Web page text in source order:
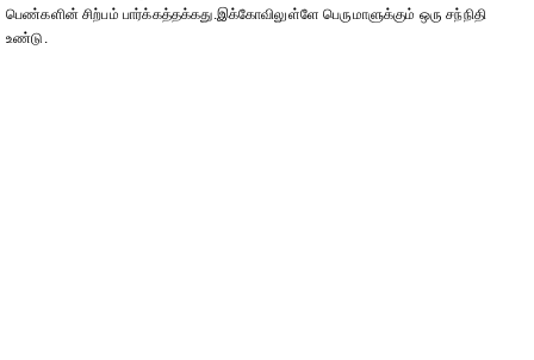
பெண்களின் சிற்பம் பார்க்கத்தக்கது.இக்கோவிலுள்ளே பெருமாளுக்கும் ஒரு சந்நிதி
உண்டு.